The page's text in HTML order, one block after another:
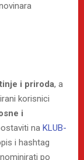
i priroda, a
korisnici
i
na KLUB-
i hashtag
po